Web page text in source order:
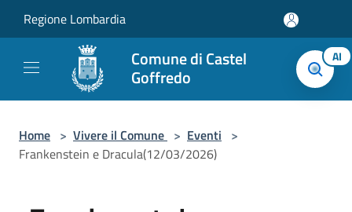
Regione Lombardia
Comune di Castel
Goffredo
AI
Home > Vivere il Comune > Eventi >
Frankenstein e Dracula(12/03/2026)